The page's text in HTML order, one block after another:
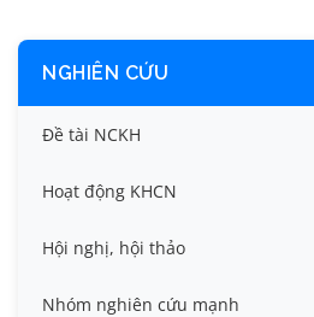
NGHIÊN CỨU
Đề tài NCKH
Dữ liệu Đề tài cấp Bộ
Dữ liệu Đề tài cấp Cơ sở
Hoạt động KHCN
Công bố khoa học
Đề tài cấp Bộ, Thành phố
Hội nghị, hội thảo
Hội nghị khoa học thường niên
Nhóm nghiên cứu mạnh